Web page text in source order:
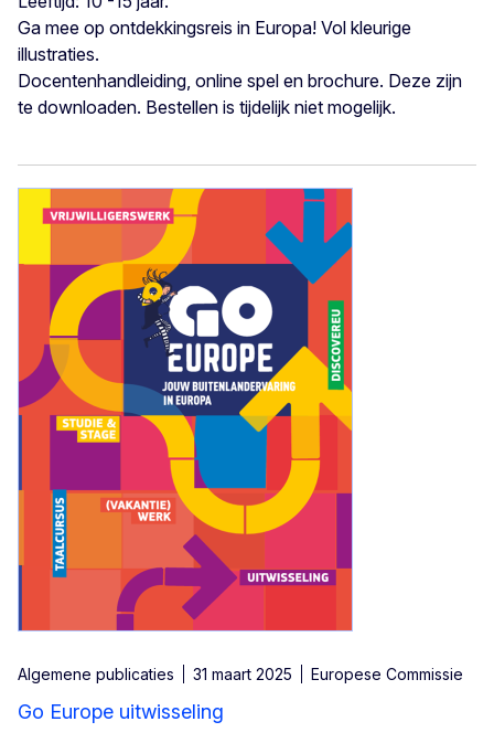
Ga mee op ontdekkingsreis in Europa! Vol kleurige
illustraties.
Docentenhandleiding, online spel en brochure. Deze zijn
te downloaden. Bestellen is tijdelijk niet mogelijk.
Algemene publicaties 31 maart 2025 Europese Commissie
Go Europe uitwisseling